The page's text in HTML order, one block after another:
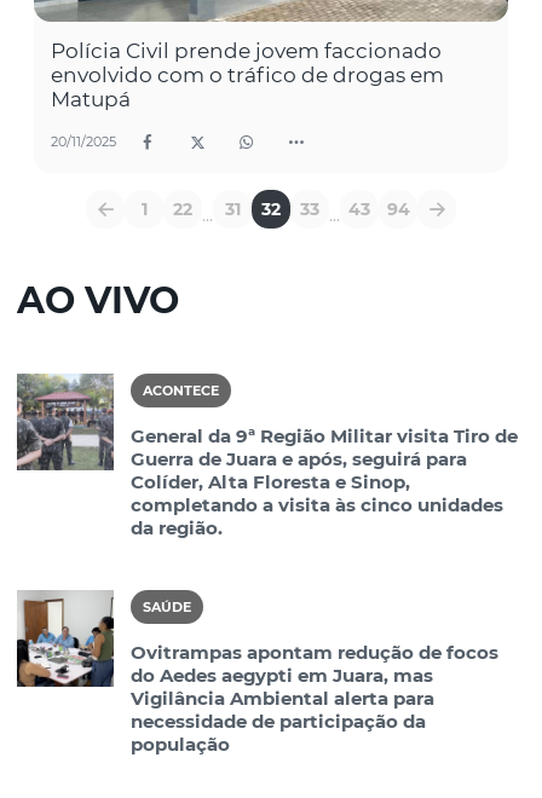
Polícia Civil prende jovem faccionado
envolvido com o tráfico de drogas em
Matupá
20/11/2025
1 22 ... 31 32 33 ... 43 94
AO VIVO
ACONTECE
General da 9ª Região Militar visita Tiro de
Guerra de Juara e após, seguirá para
Colíder, Alta Floresta e Sinop,
completando a visita às cinco unidades
da região.
SAÚDE
Ovitrampas apontam redução de focos
do Aedes aegypti em Juara, mas
Vigilância Ambiental alerta para
necessidade de participação da
população